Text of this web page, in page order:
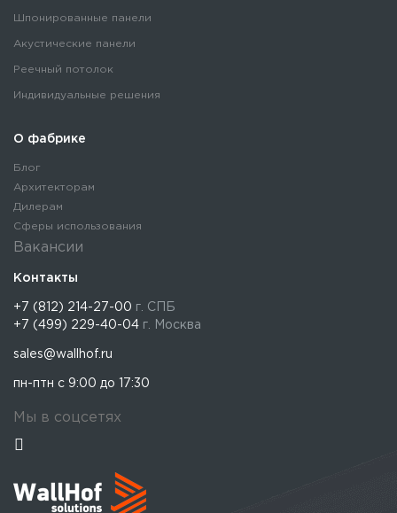
Контакты
+7 (812) 214-27-00 г. СПБ
+7 (499) 229-40-04 г. Москва
sales@wallhof.ru
пн-птн с 9:00 до 17:30
Мы в соцсетях
Шпонированные панели
Акустические панели
Реечный потолок
Индивидуальные решения
О фабрике
Блог
Архитекторам
Дилерам
Сферы использования
Вакансии